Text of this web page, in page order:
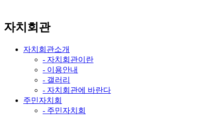
자치회관
자치회관소개
- 자치회관이란
- 이용안내
- 갤러리
- 자치회관에 바란다
주민자치회
- 주민자치회